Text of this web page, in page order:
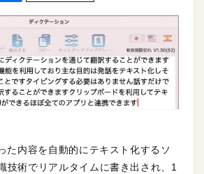
た内容を自動的にテキスト化するソ
技術でリアルタイムに書き出され、1